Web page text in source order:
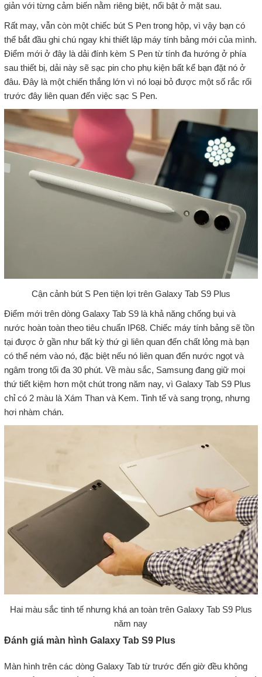
giản với từng cảm biến nằm riêng biệt, nổi bật ở mặt sau.
Rất may, vẫn còn một chiếc bút S Pen trong hộp, vì vậy bạn có
thể bắt đầu ghi chú ngay khi thiết lập máy tính bảng mới của mình.
Điểm mới ở đây là dải đính kèm S Pen từ tính đa hướng ở phía
sau thiết bị, dải này sẽ sạc pin cho phụ kiện bất kể bạn đặt nó ở
đâu. Đây là một chiến thắng lớn vì nó loại bỏ được một số rắc rối
trước đây liên quan đến việc sạc S Pen.
Cận cảnh bút S Pen tiện lợi trên Galaxy Tab S9 Plus
Điểm mới trên dòng Galaxy Tab S9 là khả năng chống bụi và
nước hoàn toàn theo tiêu chuẩn IP68. Chiếc máy tính bảng sẽ tồn
tại được ở gần như bất kỳ thứ gì liên quan đến chất lỏng mà bạn
có thể ném vào nó, đặc biệt nếu nó liên quan đến nước ngọt và
ngâm trong tối đa 30 phút. Về màu sắc, Samsung đang giữ mọi
thứ tiết kiệm hơn một chút trong năm nay, vì Galaxy Tab S9 Plus
chỉ có 2 màu là Xám Than và Kem. Tinh tế và sang trọng, nhưng
hơi nhàm chán.
Hai màu sắc tinh tế nhưng khá an toàn trên Galaxy Tab S9 Plus
năm nay
Đánh giá màn hình Galaxy Tab S9 Plus
Màn hình trên các dòng Galaxy Tab từ trước đến giờ đều không